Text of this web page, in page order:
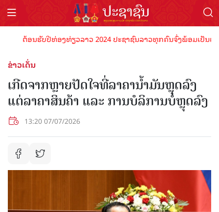
ຕ້ອນຮັບປີທ່ອງທ່ຽວລາວ 2024 ປະຊາຊົນລາວທຸກຄົນຈົ່ງພ້ອມເປັນເຈົ້
ຂ່າວເດັ່ນ
ເກີດຈາກຫຼາຍປັດໃຈທີ່ລາຄານໍ້າມັນຫຼຸດລົງ
ແຕ່ລາຄາສິນຄ້າ ແລະ ການບໍລິການບໍ່ຫຼຸດລົງ
13:20 07/07/2026